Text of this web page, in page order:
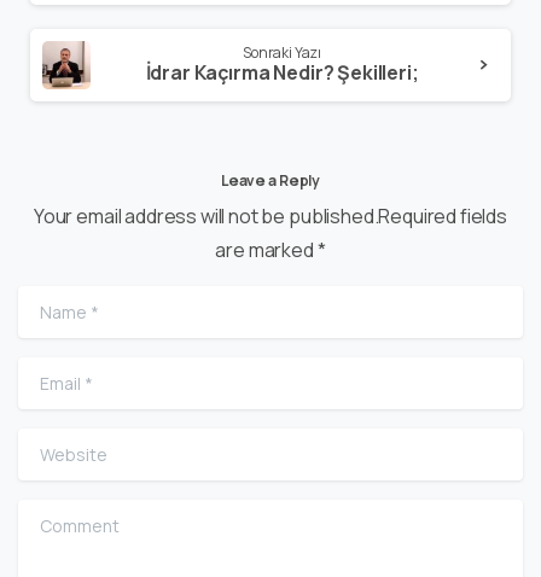
Sonraki Yazı
İdrar Kaçırma Nedir? Şekilleri;
Leave a Reply
Your email address will not be published.Required fields
are marked *
Name
Email
Website
Comment